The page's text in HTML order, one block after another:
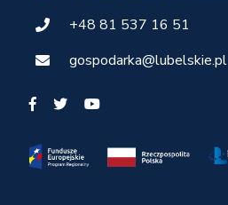
+48 81 537 16 51
gospodarka@lubelskie.pl